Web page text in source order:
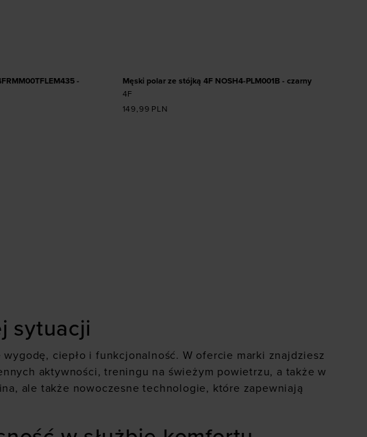
-
Męski polar ze stójką 4F NOSH4-PLM001B - czarny
4F
149,99 PLN
sytuacji
ciepło i funkcjonalność. W ofercie marki znajdziesz
aktywności, treningu na świeżym powietrzu, a także w
ale także nowoczesne technologie, które zapewniają